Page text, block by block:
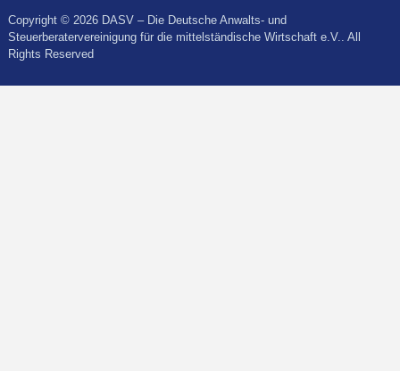
Copyright © 2026 DASV – Die Deutsche Anwalts- und
Steuerberatervereinigung für die mittelständische Wirtschaft e.V.. All
Rights Reserved